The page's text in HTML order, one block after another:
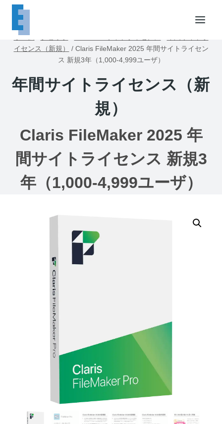
ホーム
イセンス（新規）
/ Claris FileMaker 2025 年間サイトライセン
ス 新規3年（1,000-4,999ユーザ）
年間サイトライセンス（新
規）
Claris FileMaker 2025 年
間サイトライセンス 新規3
年（1,000-4,999ユーザ）